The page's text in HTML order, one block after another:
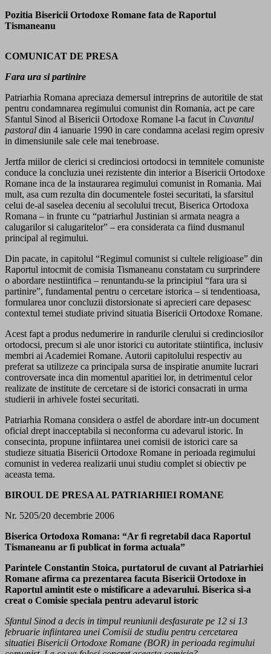
Pozitia Bisericii Ortodoxe Romane fata de Raportul
Tismaneanu
COMUNICAT DE PRESA
Fara ura si partinire
Patriarhia Romana apreciaza demersul intreprins de autoritile de stat
pentru condamnarea regimului comunist din Romania, act pe care
Sfantul Sinod al Bisericii Ortodoxe Romane l-a facut in Cuvantul
pastoral din 4 ianuarie 1990 in care condamna acelasi regim opresiv
in dimensiunile sale cele mai tenebroase.
Jertfa miilor de clerici si credinciosi ortodocsi in temnitele comuniste
conduce la concluzia unei rezistente din interior a Bisericii Ortodoxe
Romane inca de la instaurarea regimului comunist in Romania. Mai
mult, asa cum rezulta din documentele fostei securitati, la sfarsitul
celui de-al saselea deceniu al secolului trecut, Biserica Ortodoxa
Romana – in frunte cu “patriarhul Justinian si armata neagra a
calugarilor si calugaritelor” – era considerata ca fiind dusmanul
principal al regimului.
Din pacate, in capitolul “Regimul comunist si cultele religioase” din
Raportul intocmit de comisia Tismaneanu constatam cu surprindere
o abordare nestiintifica – renuntandu-se la principiul “fara ura si
partinire”, fundamental pentru o cercetare istorica – si tendentioasa,
formularea unor concluzii distorsionate si aprecieri care depasesc
contextul temei studiate privind situatia Bisericii Ortodoxe Romane.
Acest fapt a produs nedumerire in randurile clerului si credinciosilor
ortodocsi, precum si ale unor istorici cu autoritate stiintifica, inclusiv
membri ai Academiei Romane. Autorii capitolului respectiv au
preferat sa utilizeze ca principala sursa de inspiratie anumite lucrari
controversate inca din momentul aparitiei lor, in detrimentul celor
realizate de institute de cercetare si de istorici consacrati in urma
studierii in arhivele fostei securitati.
Patriarhia Romana considera o astfel de abordare intr-un document
oficial drept inacceptabila si neconforma cu adevarul istoric. In
consecinta, propune infiintarea unei comisii de istorici care sa
studieze situatia Bisericii Ortodoxe Romane in perioada regimului
comunist in vederea realizarii unui studiu complet si obiectiv pe
aceasta tema.
BIROUL DE PRESA AL PATRIARHIEI ROMANE
Nr. 5205/20 decembrie 2006
Biserica Ortodoxa Romana: “Ar fi regretabil daca Raportul
Tismaneanu ar fi publicat in forma actuala”
Parintele Constantin Stoica, purtatorul de cuvant al Patriarhiei
Romane afirma ca prezentarea facuta Bisericii Ortodoxe in
Raportul amintit este o mistificare a adevarului. Biserica si-a
creat o Comisie speciala pentru adevarul istoric
Sfantul Sinod a decis in timpul reuniunii desfasurate pe 12 si 13
februarie infiintarea unei Comisii de studiu pentru cercetarea
situatiei Bisericii Ortodoxe Romane (BOR) in perioada regimului